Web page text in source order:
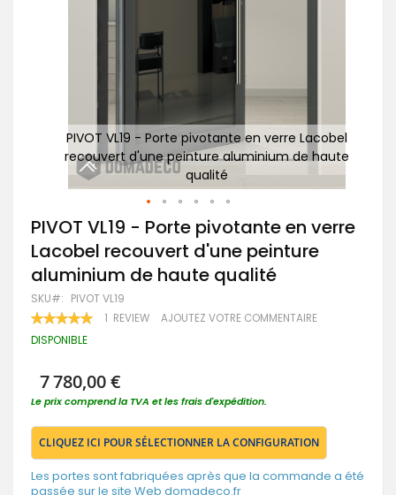
PIVOT VL19 - Porte pivotante en verre Lacobel
recouvert d'une peinture aluminium de haute
qualité
Passer
au
début
de
la
Galerie
d’images
PIVOT VL19 - Porte pivotante en verre
Lacobel recouvert d'une peinture
aluminium de haute qualité
SKU PIVOT VL19
RATING: 1 REVIEW AJOUTEZ VOTRE COMMENTAIRE
DISPONIBLE
7 780,00 €
Le prix comprend la TVA et les frais d'expédition.
CLIQUEZ ICI POUR SÉLECTIONNER LA CONFIGURATION
Les portes sont fabriquées après que la commande a été
passée sur le site Web domadeco.fr